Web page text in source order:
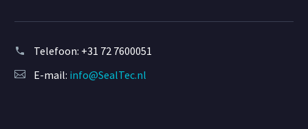
Telefoon: +31 72 7600051
E-mail: info@SealTec.nl